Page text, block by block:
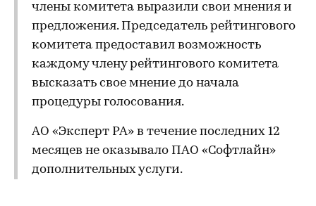
члены комитета выразили свои мнения и
предложения. Председатель рейтингового
комитета предоставил возможность
каждому члену рейтингового комитета
высказать свое мнение до начала
процедуры голосования.
АО «Эксперт РА» в течение последних 12
месяцев не оказывало ПАО «Софтлайн»
дополнительных услуги.